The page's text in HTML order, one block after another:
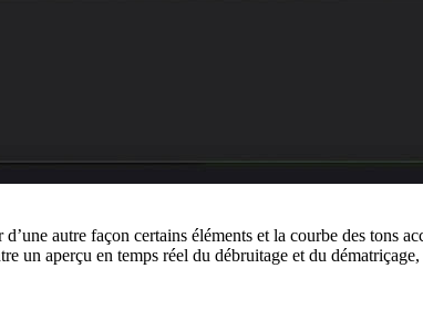
autre façon certains éléments et la courbe des tons
un aperçu en temps réel du débruitage et du